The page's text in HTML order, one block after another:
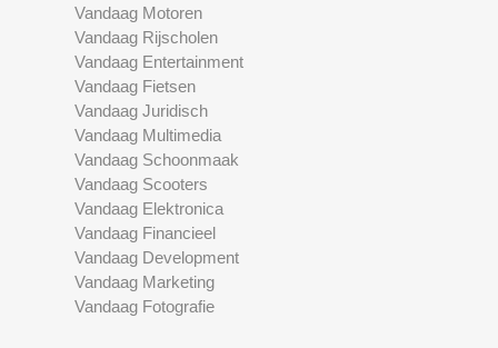
Vandaag Motoren
Vandaag Rijscholen
Vandaag Entertainment
Vandaag Fietsen
Vandaag Juridisch
Vandaag Multimedia
Vandaag Schoonmaak
Vandaag Scooters
Vandaag Elektronica
Vandaag Financieel
Vandaag Development
Vandaag Marketing
Vandaag Fotografie